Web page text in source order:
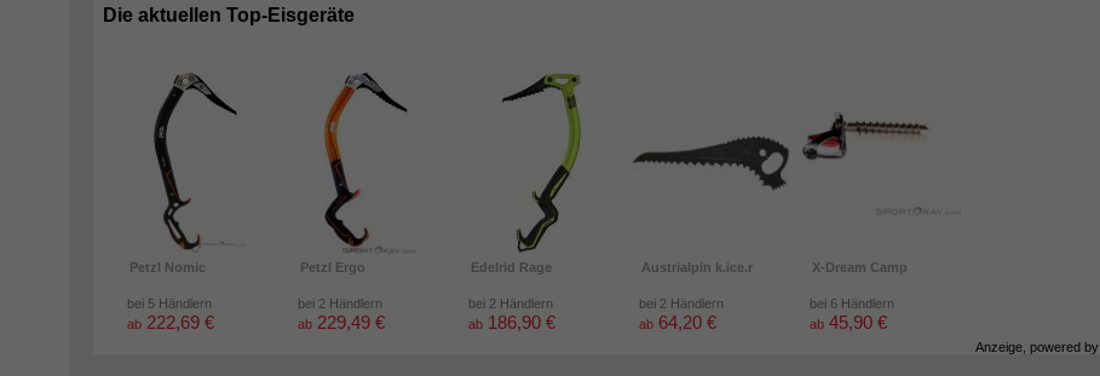
Die aktuellen Top-Eisgeräte
Petzl Nomic
bei 5 Händlern
ab 222,69 €
Petzl Ergo
bei 2 Händlern
ab 229,49 €
Edelrid Rage
bei 2 Händlern
ab 186,90 €
Austrialpin k.ice.r
bei 2 Händlern
ab 64,20 €
X-Dream Camp
bei 6 Händlern
ab 45,90 €
Anzeige, powered by